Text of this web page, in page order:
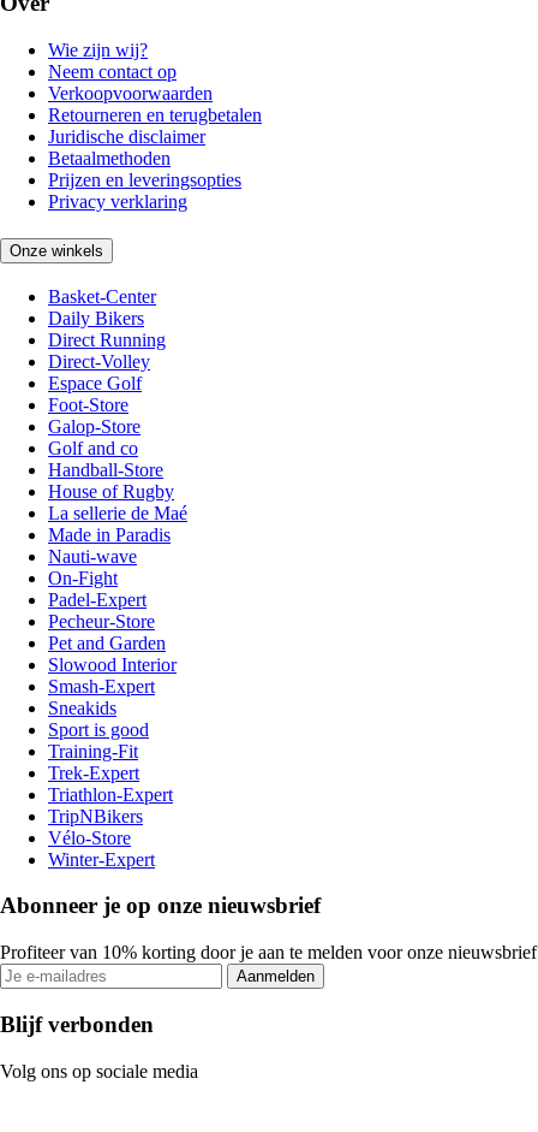
Wie zijn wij?
Neem contact op
Verkoopvoorwaarden
Retourneren en terugbetalen
Juridische disclaimer
Betaalmethoden
Prijzen en leveringsopties
Privacy verklaring
Onze winkels
Basket-Center
Daily Bikers
Direct Running
Direct-Volley
Espace Golf
Foot-Store
Galop-Store
Golf and co
Handball-Store
House of Rugby
La sellerie de Maé
Made in Paradis
Nauti-wave
On-Fight
Padel-Expert
Pecheur-Store
Pet and Garden
Slowood Interior
Smash-Expert
Sneakids
Sport is good
Training-Fit
Trek-Expert
Triathlon-Expert
TripNBikers
Vélo-Store
Winter-Expert
Abonneer je op onze nieuwsbrief
Profiteer van 10% korting door je aan te melden voor onze nieuwsbrief
Aanmelden
Blijf verbonden
Volg ons op sociale media